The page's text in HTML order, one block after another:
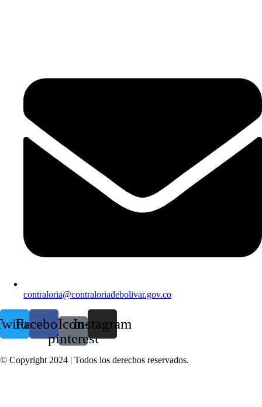
contraloria@contraloriadebolivar.gov.co
FacebookIcon-
pinterest
Instagram
© Copyright 2024 | Todos los derechos reservados.